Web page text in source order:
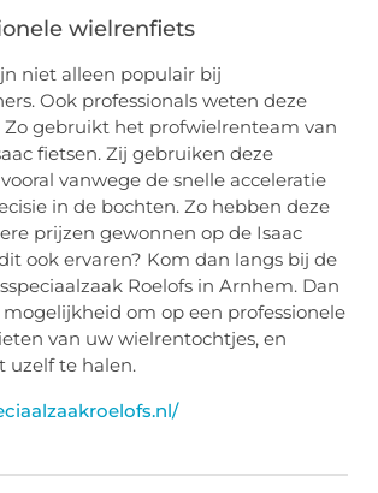
wielrenfiets
niet alleen populair bij
Ook professionals weten deze
Zo gebruikt het profwielrenteam van
fietsen. Zij gebruiken deze
vanwege de snelle acceleratie
in de bochten. Zo hebben deze
prijzen gewonnen op de Isaac
ook ervaren? Kom dan langs bij de
Roelofs in Arnhem. Dan
om op een professionele
van uw wielrentochtjes, en
uzelf te halen.